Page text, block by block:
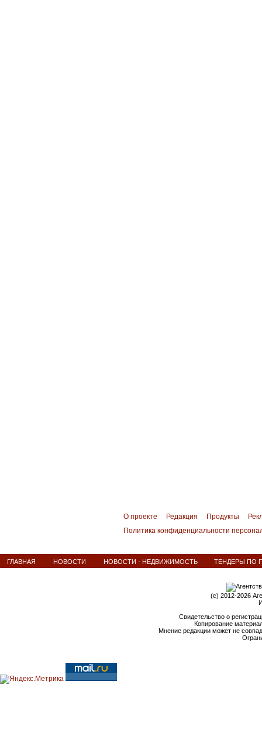
О проекте Редакция Продукты
Политика конфиденциальности
ГЛАВНАЯ НОВОСТИ НОВОСТИ - НЕДВИЖИМОСТЬ ТЕНДЕРЫ ПО
(c) 2012-2026
Свидетельство о
Копирование
Мнение редакции может не